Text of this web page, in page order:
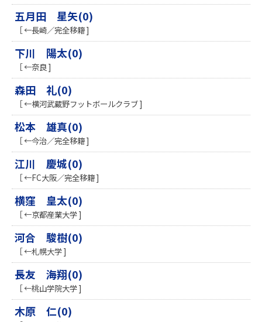
五月田 星矢(0)
［ ←長崎／完全移籍 ]
下川 陽太(0)
［ ←奈良 ]
森田 礼(0)
［ ←横河武蔵野フットボールクラブ ]
松本 雄真(0)
［ ←今治／完全移籍 ]
江川 慶城(0)
［ ←FC大阪／完全移籍 ]
横窪 皇太(0)
［ ←京都産業大学 ]
河合 駿樹(0)
［ ←札幌大学 ]
長友 海翔(0)
［ ←桃山学院大学 ]
木原 仁(0)